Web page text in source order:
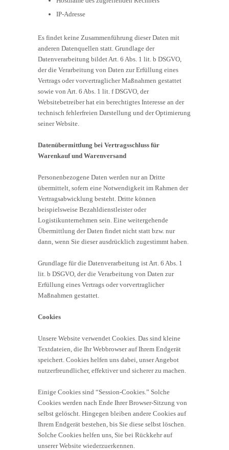
IP-Adresse
Es findet keine Zusammenführung dieser Daten mit
anderen Datenquellen statt. Grundlage der
Datenverarbeitung bildet Art. 6 Abs. 1 lit. b DSGVO,
der die Verarbeitung von Daten zur Erfüllung eines
Vertrags oder vorvertraglicher Maßnahmen gestattet
sowie von Art. 6 Abs. 1 lit. f DSGVO, der
Websitebetreiber hat ein berechtigtes Interesse an der
technisch fehlerfreien Darstellung und der Optimierung
seiner Website.
Datenübermittlung bei Vertragsschluss für
Warenkauf und Warenversand
Personenbezogene Daten werden nur an Dritte
übermittelt, sofern eine Notwendigkeit im Rahmen der
Vertragsabwicklung besteht. Dritte können
beispielsweise Bezahldienstleister oder
Logistikunternehmen sein. Eine weitergehende
Übermittlung der Daten findet nicht statt bzw. nur
dann, wenn Sie dieser ausdrücklich zugestimmt haben.
Grundlage für die Datenverarbeitung ist Art. 6 Abs. 1
lit. b DSGVO, der die Verarbeitung von Daten zur
Erfüllung eines Vertrags oder vorvertraglicher
Maßnahmen gestattet.
Cookies
Unsere Website verwendet Cookies. Das sind kleine
Textdateien, die Ihr Webbrowser auf Ihrem Endgerät
speichert. Cookies helfen uns dabei, unser Angebot
nutzerfreundlicher, effektiver und sicherer zu machen.
Einige Cookies sind “Session-Cookies.” Solche
Cookies werden nach Ende Ihrer Browser-Sitzung von
selbst gelöscht. Hingegen bleiben andere Cookies auf
Ihrem Endgerät bestehen, bis Sie diese selbst löschen.
Solche Cookies helfen uns, Sie bei Rückkehr auf
unserer Website wiederzuerkennen.